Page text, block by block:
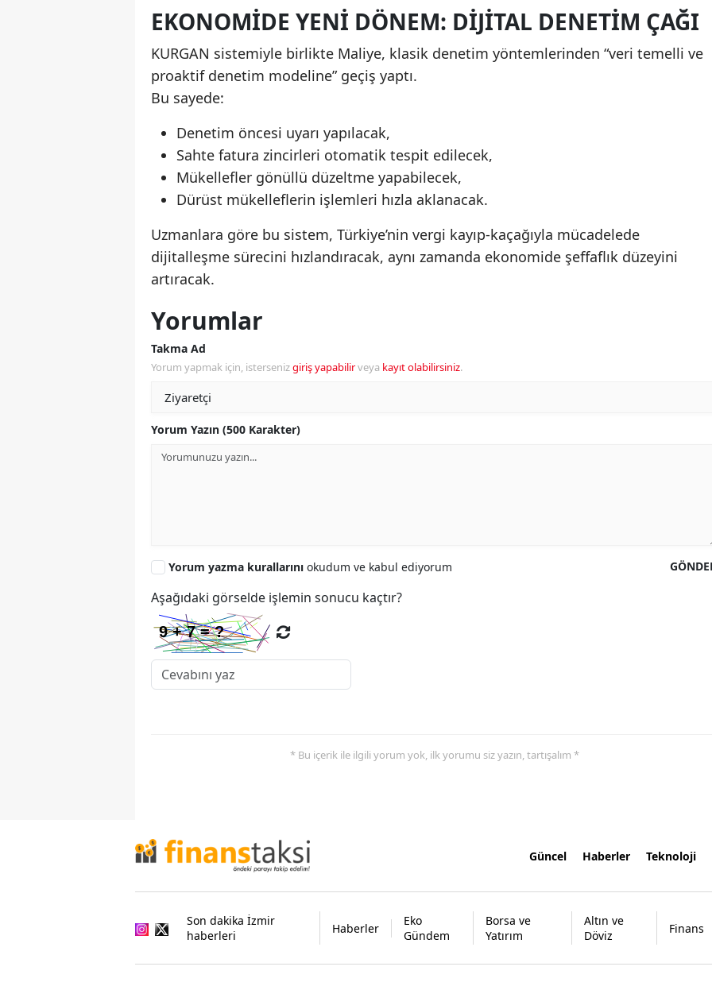
EKONOMIDE YENI DÖNEM: DIJITAL DENETIM ÇAĞI
KURGAN sistemiyle birlikte Maliye, klasik denetim yöntemlerinden “veri temelli ve
proaktif denetim modeline” geçiş yaptı.
Bu sayede:
Denetim öncesi uyarı yapılacak,
Sahte fatura zincirleri otomatik tespit edilecek,
Mükellefler gönüllü düzeltme yapabilecek,
Dürüst mükelleflerin işlemleri hızla aklanacak.
Uzmanlara göre bu sistem, Türkiye’nin vergi kayıp-kaçağıyla mücadelede
dijitalleşme sürecini hızlandıracak, aynı zamanda ekonomide şeffaflık düzeyini
artıracak.
Yorumlar
Takma Ad
Yorum yapmak için, istersenizgiriş yapabilirveya kayıt olabilirsiniz.
Yorum Yazın (500 Karakter)
Yorum yazma kurallarını okudum ve kabul ediyorum
Aşağıdaki görselde işlemin sonucu kaçtır?
* Bu içerik ile ilgili yorum yok, ilk yorumu siz yazın, tartışalım *
Güncel Haberler Teknoloji
Son dakika İzmir
haberleri
Haberler
Eko
Gündem
Borsa ve
Yatırım
Altın ve
Döviz
Finans